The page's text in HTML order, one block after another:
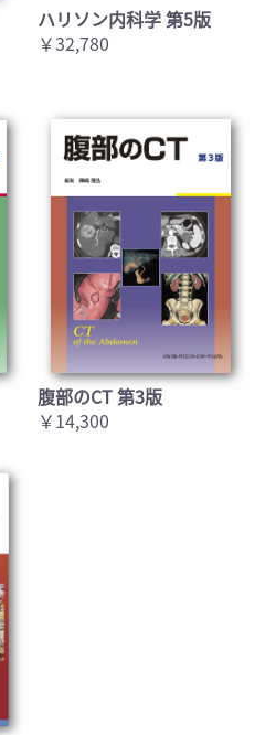
ハリソン内科学 第5版
￥32,780
腹部のCT 第3版
￥14,300